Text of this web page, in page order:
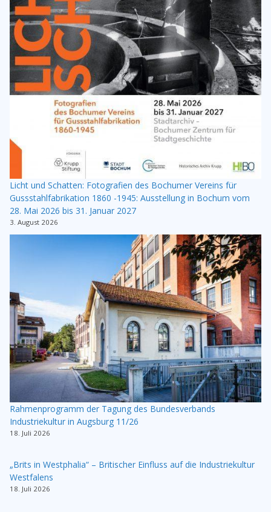
Licht und Schatten: Fotografien des Bochumer Vereins für
Gussstahlfabrikation 1860 -1945: Ausstellung in Bochum vom
28. Mai 2026 bis 31. Januar 2027
3. August 2026
Rahmenprogramm der Tagung des Bundesverbands
Industriekultur in Augsburg 11/26
18. Juli 2026
„Brits in Westphalia“ – Britischer Einfluss auf die Industriekultur
Westfalens
18. Juli 2026